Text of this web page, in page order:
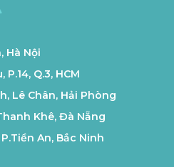
Hà Nội
P.14, Q.3, HCM
Lê Chân, Hải Phòng
Khê, Đà Nẵng
An, Bắc Ninh